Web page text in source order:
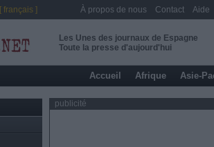
Les Unes des journaux de Espagne
Toute la presse d'aujourd'hui
Accueil Afrique Asie-
publicité
[ français ] À propos de nous Contact Aide